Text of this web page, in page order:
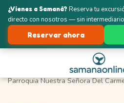
Turismo en Samaná Las Terrenas
Parroquia Nuestra Señora Del
¿Vienes a Samaná? Reserva tu
directo con nosotros — sin
Reservar ahora